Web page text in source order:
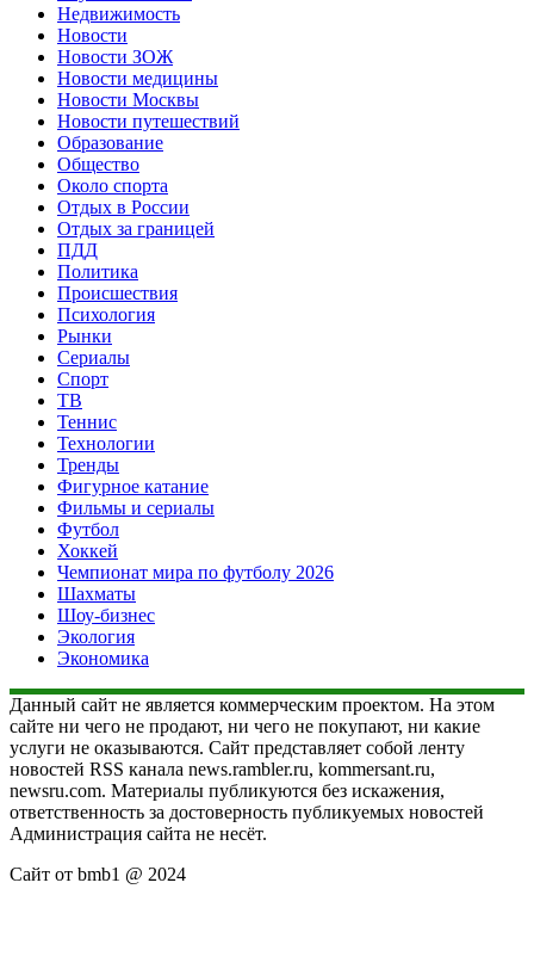
Недвижимость
Новости
Новости ЗОЖ
Новости медицины
Новости Москвы
Новости путешествий
Образование
Общество
Около спорта
Отдых в России
Отдых за границей
ПДД
Политика
Происшествия
Психология
Рынки
Сериалы
Спорт
ТВ
Теннис
Технологии
Тренды
Фигурное катание
Фильмы и сериалы
Футбол
Хоккей
Чемпионат мира по футболу 2026
Шахматы
Шоу-бизнес
Экология
Экономика
Данный сайт не является коммерческим проектом. На этом
сайте ни чего не продают, ни чего не покупают, ни какие
услуги не оказываются. Сайт представляет собой ленту
новостей RSS канала news.rambler.ru, kommersant.ru,
newsru.com. Материалы публикуются без искажения,
ответственность за достоверность публикуемых новостей
Администрация сайта не несёт.
Сайт от bmb1 @ 2024